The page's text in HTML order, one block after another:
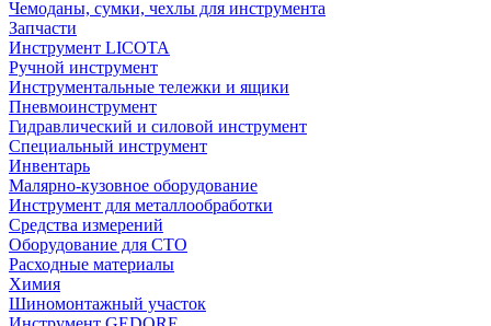
Чемоданы, сумки, чехлы для инструмента
Запчасти
Инструмент LICOTA
Ручной инструмент
Инструментальные тележки и ящики
Пневмоинструмент
Гидравлический и силовой инструмент
Специальный инструмент
Инвентарь
Малярно-кузовное оборудование
Инструмент для металлообработки
Средства измерений
Оборудование для СТО
Расходные материалы
Химия
Шиномонтажный участок